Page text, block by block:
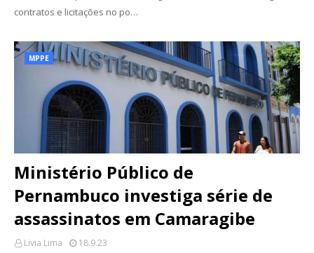
contratos e licitações no po…
MPPE
Ministério Público de
Pernambuco investiga série de
assassinatos em Camaragibe
Livia Lima 18.9.23